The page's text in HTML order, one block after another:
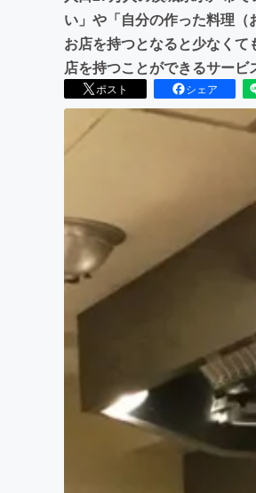
い」や「自分の作った料理（
お店を持つとなると少なく
店を持つことができるサービ
ポスト シェア